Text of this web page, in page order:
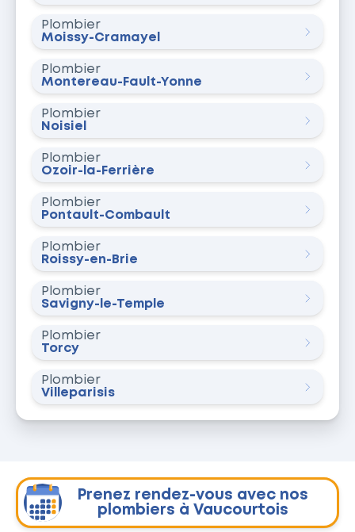
Plombier
Moissy-Cramayel
Plombier
Montereau-Fault-Yonne
Plombier
Noisiel
Plombier
Ozoir-la-Ferrière
Plombier
Pontault-Combault
Plombier
Roissy-en-Brie
Plombier
Savigny-le-Temple
Plombier
Torcy
Plombier
Villeparisis
Prenez rendez-vous avec nos
plombiers à Vaucourtois